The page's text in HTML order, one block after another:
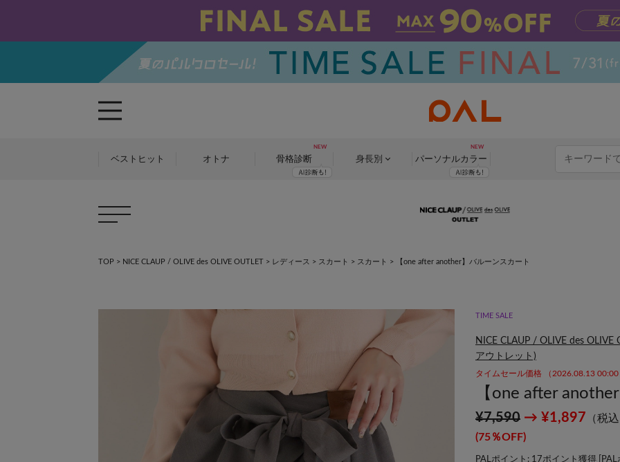
ベストヒット オトナ 骨格診断 身長別 パーソナルカラー
TOP > NICE CLAUP / OLIVE des OLIVE OUTLET > レディース > スカート > スカート > 【one after another】バルーンスカート
TIME SALE
NICE CLAUP / OLIVE des
アウトレット)
タイムセール価格 （2026.08.13
【one after
¥7,590 → ¥1,897 （税
(75％OFF)
PALポイント: 17ポイント獲得 [